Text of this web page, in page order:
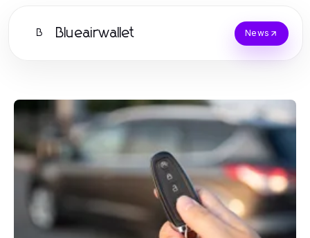
B Blueairwallet News